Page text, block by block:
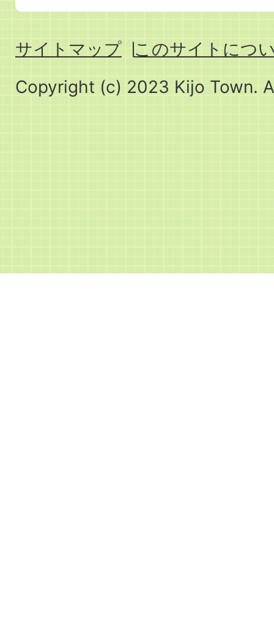
サイトマップ
このサイトにつ
Copyright (c) 2023 Kijo Town.